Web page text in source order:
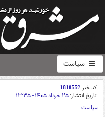
سیاست
کد خبر1818552
تاریخ انتشار: ۲۵ خرداد ۱۴۰۵ - ۱۳:۳۵
سیاست